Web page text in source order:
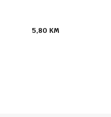
5,80 KM